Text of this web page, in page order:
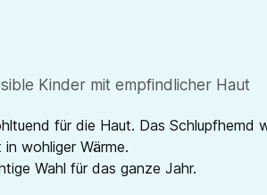
Kinder mit empfindlicher Haut
für die Haut. Das Schlupfhemd
wohliger Wärme.
Wahl für das ganze Jahr.